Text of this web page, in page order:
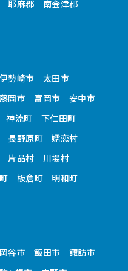
耶麻郡
南会津郡
伊勢崎市
太田市
藤岡市 富岡市
安中市
神流町
下仁田町
長野原町
嬬恋村
片品村
川場村
板倉町
明和町
岡谷市 飯田市
諏訪市